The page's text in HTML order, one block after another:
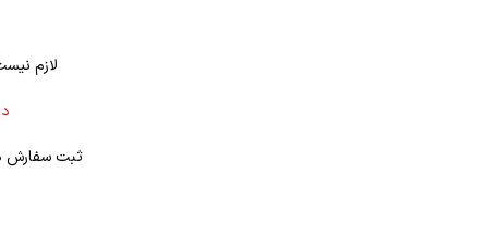
لازم
ثبت سفارش در بانک کتاب شهر از 4